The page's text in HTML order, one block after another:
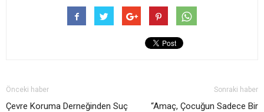
Önceki haber
Çevre Koruma Derneğinden Suç
Sonraki haber
“Amaç, Çocuğun Sadece Bir